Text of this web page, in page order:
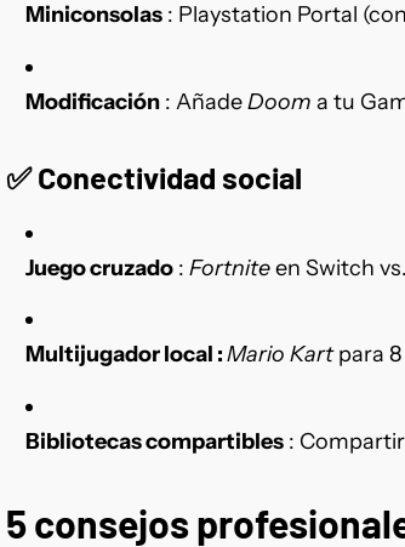
Miniconsolas : Playstation Portal
Modificación : AñadeDoom a tu
✅Conectividad social
Juego cruzado : Fortniteen Switch
Multijugador local :Mario Kartpara 8
Bibliotecas compartibles :
5 consejos